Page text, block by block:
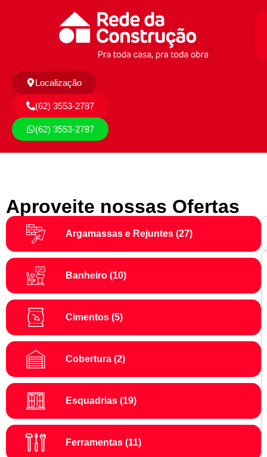
Localização
(62) 3553-2787
(62) 3553-2787
Aproveite nossas Ofertas
Argamassas e Rejuntes (27)
Banheiro (10)
Cimentos (5)
Cobertura (2)
Esquadrias (19)
Ferramentas (11)